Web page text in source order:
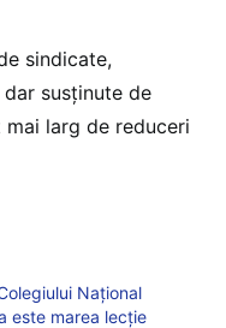
sindicate,
susținute de
larg de reduceri
Național
este marea lecție